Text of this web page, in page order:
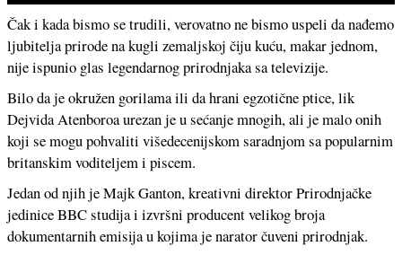
Čak i kada bismo se trudili, verovatno ne bismo uspeli da nađemo
ljubitelja prirode na kugli zemaljskoj čiju kuću, makar jednom,
nije ispunio glas legendarnog prirodnjaka sa televizije.
Bilo da je okružen gorilama ili da hrani egzotične ptice, lik
Dejvida Atenboroa urezan je u sećanje mnogih, ali je malo onih
koji se mogu pohvaliti višedecenijskom saradnjom sa popularnim
britanskim voditeljem i piscem.
Jedan od njih je Majk Ganton, kreativni direktor Prirodnjačke
jedinice BBC studija i izvršni producent velikog broja
dokumentarnih emisija u kojima je narator čuveni prirodnjak.